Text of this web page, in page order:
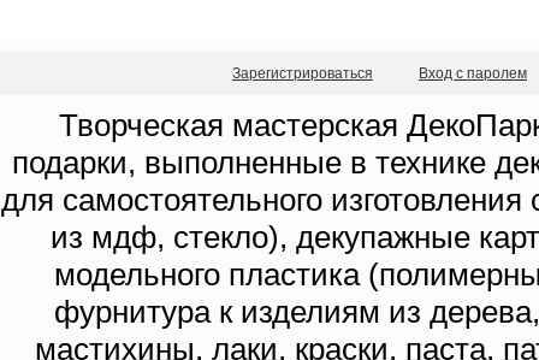
Зарегистрироваться Вход с паролем
Творческая мастерская
подарки, выполненные в технике
для самостоятельного
из мдф, стекло), декупажные
модельного пластика
фурнитура к изделиям из
мастихины, лаки, краски, паста,